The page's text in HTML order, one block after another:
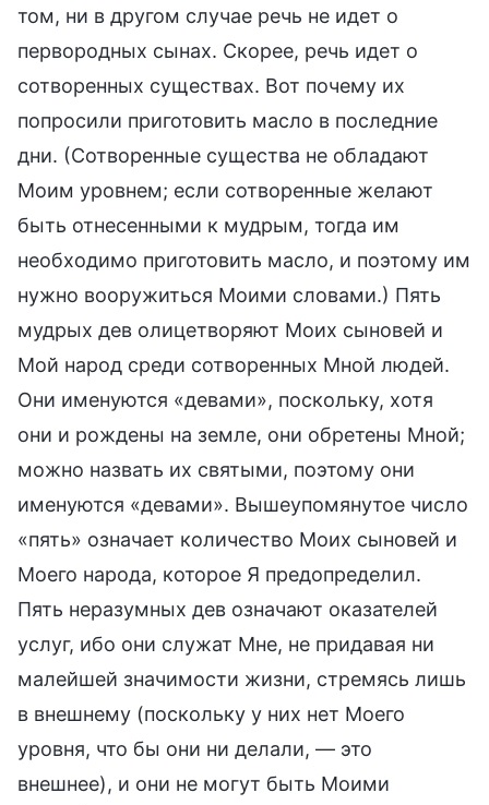
том, ни в другом случае речь не идет о
первородных сынах. Скорее, речь идет о
сотворенных существах. Вот почему их
попросили приготовить масло в последние
дни. (Сотворенные существа не обладают
Моим уровнем; если сотворенные желают
быть отнесенными к мудрым, тогда им
необходимо приготовить масло, и поэтому им
нужно вооружиться Моими словами.) Пять
мудрых дев олицетворяют Моих сыновей и
Мой народ среди сотворенных Мной людей.
Они именуются «девами», поскольку, хотя
они и рождены на земле, они обретены Мной;
можно назвать их святыми, поэтому они
именуются «девами». Вышеупомянутое число
«пять» означает количество Моих сыновей и
Моего народа, которое Я предопределил.
Пять неразумных дев означают оказателей
услуг, ибо они служат Мне, не придавая ни
малейшей значимости жизни, стремясь лишь
в внешнему (поскольку у них нет Моего
уровня, что бы они ни делали, — это
внешнее), и они не могут быть Моими